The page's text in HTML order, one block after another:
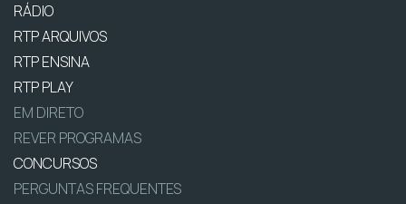
RÁDIO
RTP ARQUIVOS
RTP ENSINA
RTP PLAY
EM DIRETO
REVER PROGRAMAS
CONCURSOS
PERGUNTAS FREQUENTES